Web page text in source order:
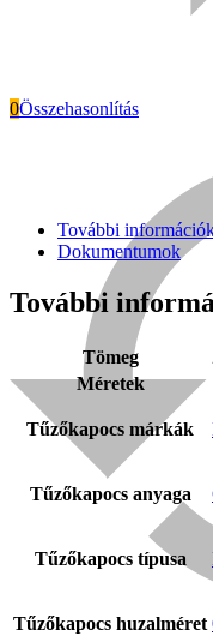
0Összehasonlítás
További
Dokumentumok
További
Tömeg
Méretek
Tűzőkapocs márkák
Tűzőkapocs anyaga
Tűzőkapocs típusa
Tűzőkapocs huzalméret